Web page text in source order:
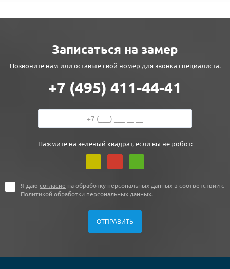
Записаться на замер
Позвоните нам или оставьте свой номер для звонка специалиста.
+7 (495) 411-44-41
Нажмите на зеленый квадрат, если вы не робот:
Я даю согласие на обработку персональных данных в соответствии с
Политикой обработки персональных данных.